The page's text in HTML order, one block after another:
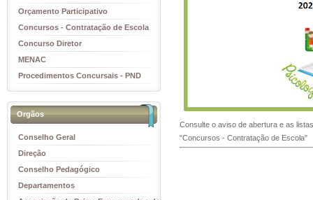
Orçamento Participativo
Concursos - Contratação de Escola
Concurso Diretor
MENAC
Procedimentos Concursais - PND
Orgãos
Conselho Geral
Direção
Conselho Pedagógico
Departamentos
Consulte o aviso de abertura e as
"Concursos - Contratação de Escola"